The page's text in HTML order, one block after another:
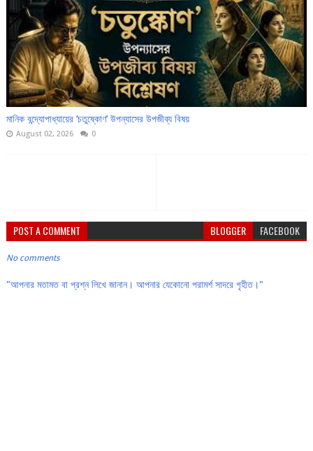
মানিক বন্দ্যোপাধ্যায়ের ‘চতুষ্কোণ’ উপন্যাসের উপজীব্য বিষয়
August 02, 2026 0
POST A COMMENT BLOGGER FACEBOOK
No comments
"আপনার মতামত বা প্রশ্ন লিখে জানান। আপনার যেকোনো পরামর্শ সাদরে গৃহীত।"